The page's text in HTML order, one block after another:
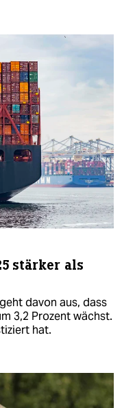
stärker als
davon aus, dass
3,2 Prozent wächst.
hat.